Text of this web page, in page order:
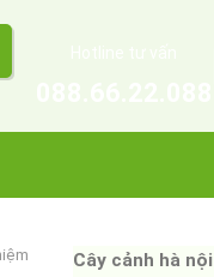
Cây cảnh hà nội